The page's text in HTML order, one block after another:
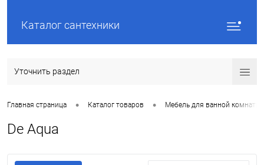
Каталог сантехники
Уточнить раздел
Главная страница • Каталог товаров • Мебель для ванной комнаты
De Aqua